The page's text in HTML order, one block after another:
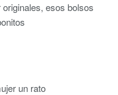
esos bolsos
un rato